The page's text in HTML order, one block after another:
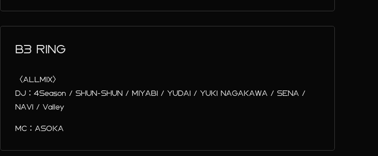
B3 RING
〈ALLMIX〉
DJ：4Season / SHUN-SHUN / MIYABI / YUDAI / YUKI NAGAKAWA / SENA /
NAVI / Valley
MC：ASOKA